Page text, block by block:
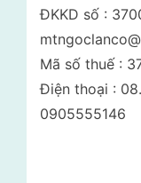
ĐKKD số :
Mã số thuế :
Điện thoại :
0905555146